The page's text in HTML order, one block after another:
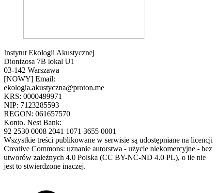
Instytut Ekologii Akustycznej
Dionizosa 7B lokal U1
03-142 Warszawa
[NOWY] Email:
ekologia.akustyczna@proton.me
KRS: 0000499971
NIP: 7123285593
REGON: 061657570
Konto. Nest Bank:
92 2530 0008 2041 1071 3655 0001
Wszystkie treści publikowane w serwisie są udostępniane na licencji
Creative Commons: uznanie autorstwa - użycie niekomercyjne - bez
utworów zależnych 4.0 Polska (CC BY-NC-ND 4.0 PL), o ile nie
jest to stwierdzone inaczej.